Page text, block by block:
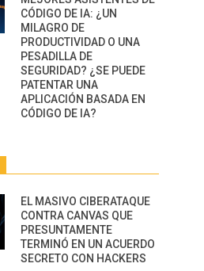
CÓDIGO DE IA: ¿UN
MILAGRO DE
PRODUCTIVIDAD O UNA
PESADILLA DE
SEGURIDAD? ¿SE PUEDE
PATENTAR UNA
APLICACIÓN BASADA EN
CÓDIGO DE IA?
EL MASIVO CIBERATAQUE
CONTRA CANVAS QUE
PRESUNTAMENTE
TERMINÓ EN UN ACUERDO
SECRETO CON HACKERS